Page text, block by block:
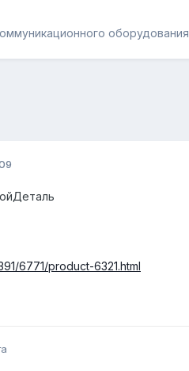
оборудования
6771/product-6321.html